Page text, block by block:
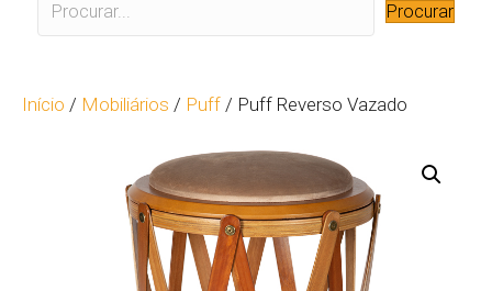
Procurar
Início / Mobiliários / Puff / Puff Reverso Vazado